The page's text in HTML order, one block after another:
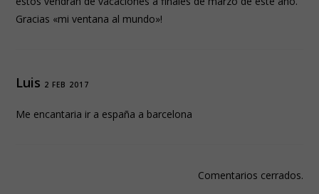
Gracias «mi ventana al mundo»!
Luis 2 FEB 2017
Me encantaria ir a españa a barcelona
Comentarios cerrados.